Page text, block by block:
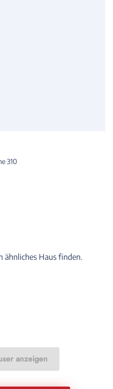
310
ähnliches Haus finden.
anzeigen